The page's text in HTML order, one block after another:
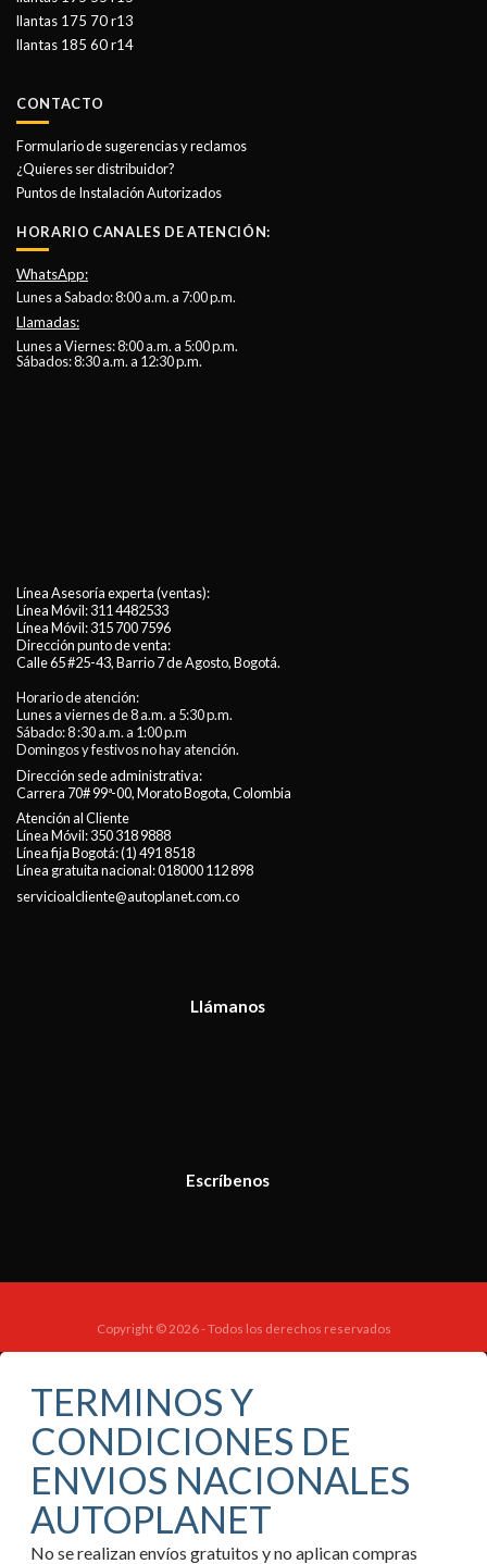
llantas 175 70 r13
llantas 185 60 r14
CONTACTO
Formulario de sugerencias y reclamos
¿Quieres ser distribuidor?
Puntos de Instalación Autorizados
HORARIO CANALES DE ATENCIÓN:
WhatsApp:
Lunes a Sabado: 8:00 a.m. a 7:00 p.m.
Llamadas:
Lunes a Viernes: 8:00 a.m. a 5:00 p.m.
Sábados: 8:30 a.m. a 12:30 p.m.
Línea Asesoría experta (ventas):
Línea Móvil:311 4482533
Línea Móvil:315 700 7596
Dirección punto de venta:
Calle 65 #25-43, Barrio 7 de Agosto, Bogotá.
Horario de atención:
Lunes a viernes de 8 a.m. a 5:30 p.m.
Sábado: 8 :30 a.m. a 1:00 p.m
Domingos y festivos no hay atención.
Dirección sede administrativa:
Carrera 70# 99ª-00, Morato Bogota, Colombia
Atención al Cliente
Línea Móvil:350 318 9888
Línea fija Bogotá:(1) 491 8518
Línea gratuita nacional:018000 112 898
servicioalcliente@autoplanet.com.co
Llámanos
Escríbenos
Copyright © 2026 - Todos los derechos reservados
TERMINOS Y
CONDICIONES DE
ENVIOS NACIONALES
AUTOPLANET
No se realizan envíos gratuitos y no aplican compras